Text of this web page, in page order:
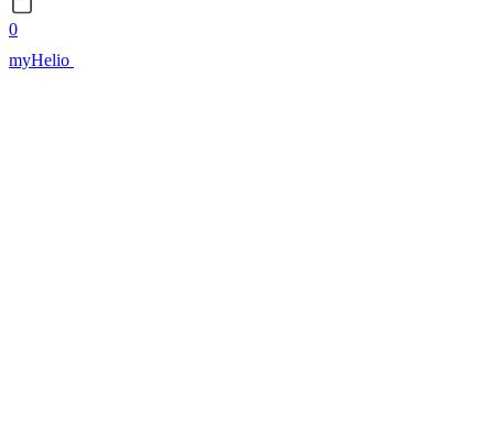
0
myHelio